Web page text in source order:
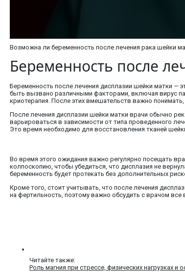
Возможна ли беременность после лечения рака шейки
Беременность после
Беременность после лечения дисплазии шейки матки —
быть вызвано различными факторами, включая вирус
криотерапия. После этих вмешательств важно
После лечения дисплазии шейки матки врачи обычно
варьироваться в зависимости от типа проведенного
Это время необходимо для восстановления тканей
Во время этого ожидания важно регулярно посещать
колпоскопию, чтобы убедиться, что дисплазия не
беременность будет протекать без дополнительных
Кроме того, стоит учитывать, что после лечения
на фертильность, поэтому важно обсудить с врачом
Читайте также:
Роль магния при стрессе, физических нагрузках и